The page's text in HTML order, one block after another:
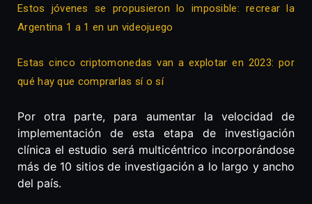
Estos jóvenes se propusieron lo imposible: recrear la
Argentina 1 a 1 en un videojuego
Estas cinco criptomonedas van a explotar en 2023: por
qué hay que comprarlas sí o sí
Por otra parte, para aumentar la velocidad de
implementación de esta etapa de investigación
clínica el estudio será multicéntrico incorporándose
más de 10 sitios de investigación a lo largo y ancho
del país.